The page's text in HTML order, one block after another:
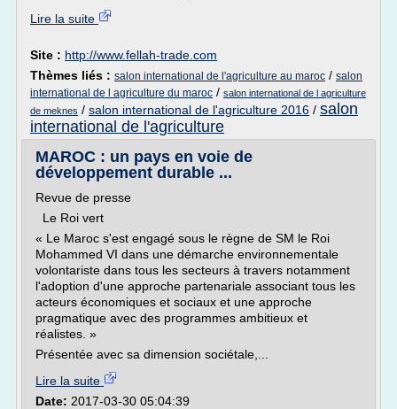
Lire la suite
Site : http://www.fellah-trade.com
Thèmes liés : salon international de l'agriculture au maroc / salon
international de l agriculture du maroc / salon international de l agriculture
de meknes / salon international de l'agriculture 2016 / salon
international de l'agriculture
MAROC : un pays en voie de
développement durable ...
Revue de presse
Le Roi vert
« Le Maroc s'est engagé sous le règne de SM le Roi
Mohammed VI dans une démarche environnementale
volontariste dans tous les secteurs à travers notamment
l'adoption d'une approche partenariale associant tous les
acteurs économiques et sociaux et une approche
pragmatique avec des programmes ambitieux et
réalistes. »
Présentée avec sa dimension sociétale,...
Lire la suite
Date: 2017-03-30 05:04:39